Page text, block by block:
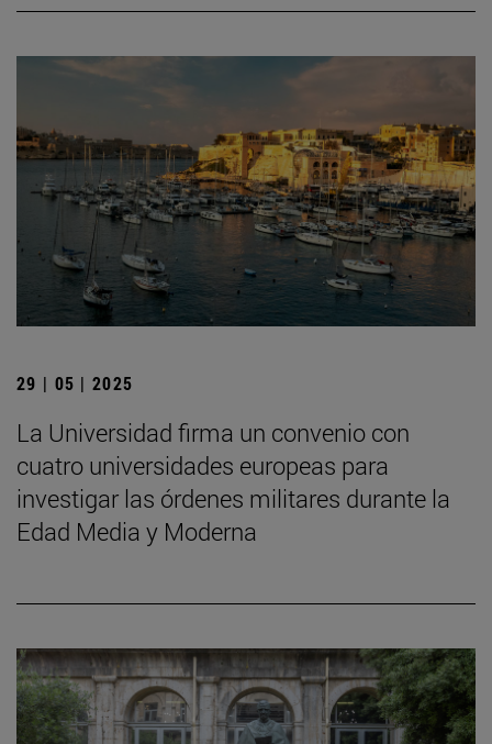
29 | 05 | 2025
La Universidad firma un convenio con
cuatro universidades europeas para
investigar las órdenes militares durante la
Edad Media y Moderna